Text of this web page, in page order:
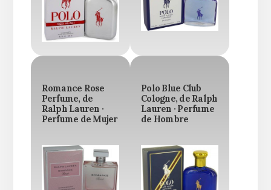
Romance Rose
Perfume, de
Ralph Lauren ·
Perfume de Mujer
Polo Blue Club
Cologne, de Ralph
Lauren · Perfume
de Hombre